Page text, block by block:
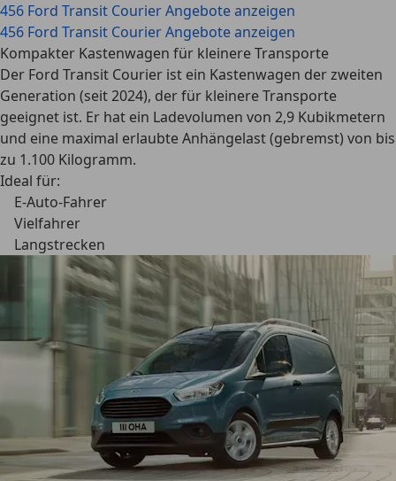
456 Ford Transit Courier Angebote anzeigen
456 Ford Transit Courier Angebote anzeigen
Kompakter Kastenwagen für kleinere Transporte
Der Ford Transit Courier ist ein Kastenwagen der zweiten
Generation (seit 2024), der für kleinere Transporte
geeignet ist. Er hat ein Ladevolumen von 2,9 Kubikmetern
und eine maximal erlaubte Anhängelast (gebremst) von bis
zu 1.100 Kilogramm.
Ideal für:
E-Auto-Fahrer
Vielfahrer
Langstrecken